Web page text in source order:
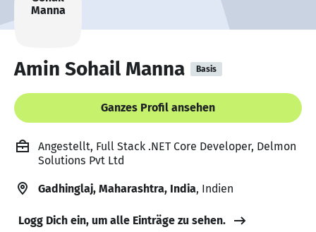
Amin Sohail Manna Basis
Ganzes Profil ansehen
Angestellt, Full Stack .NET Core Developer, Delmon
Solutions Pvt Ltd
Gadhinglaj, Maharashtra, India, Indien
Logg Dich ein, um alle Einträge zu sehen.